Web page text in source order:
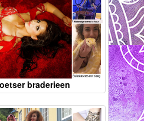
braderieen